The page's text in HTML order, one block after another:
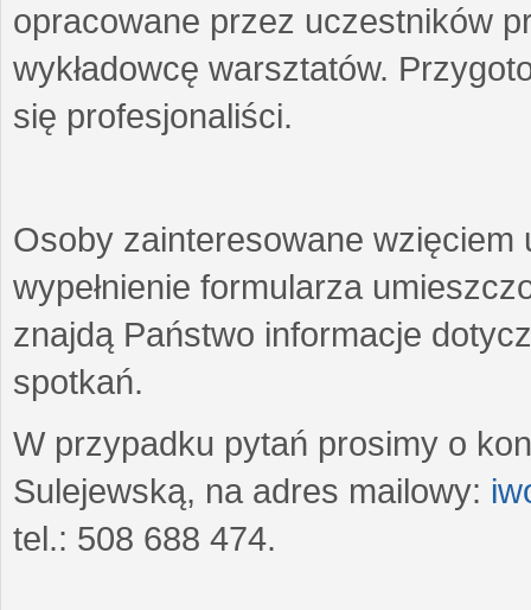
opracowane przez uczestników
wykładowcę warsztatów.
się profesjonaliści.
Osoby zainteresowane wzięciem
wypełnienie formularza
znajdą Państwo informacje
spotkań.
W przypadku pytań prosimy o
Sulejewską, na adres mailowy:
tel.: 508 688 474.